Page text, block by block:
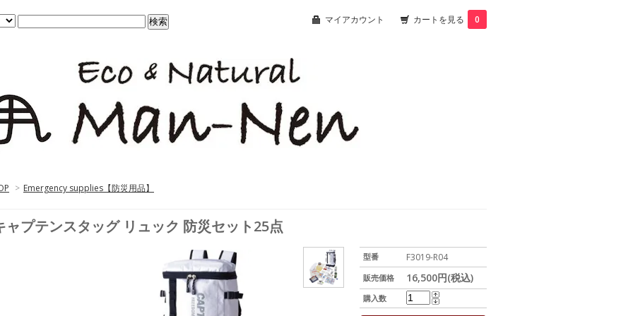
マイアカウント カートを見る 0
> Emergency supplies【防災用品】
ャプテンスタッグ リュック 防災セット25点
型番 F3019-R04
販売価格 16,500円(税込)
購入数